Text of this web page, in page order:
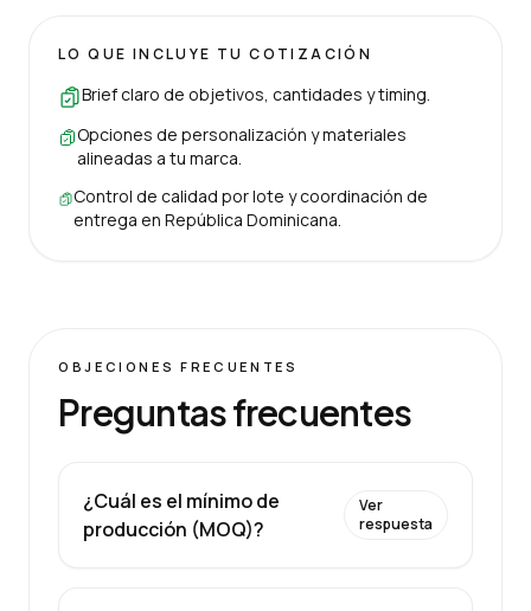
LO QUE INCLUYE TU COTIZACIÓN
Brief claro de objetivos, cantidades y timing.
Opciones de personalización y materiales
alineadas a tu marca.
Control de calidad por lote y coordinación de
entrega en República Dominicana.
OBJECIONES FRECUENTES
Preguntas frecuentes
¿Cuál es el mínimo de
producción (MOQ)?
Ver
respuesta